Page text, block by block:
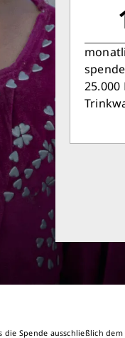
25.000
Spende ausschließlich